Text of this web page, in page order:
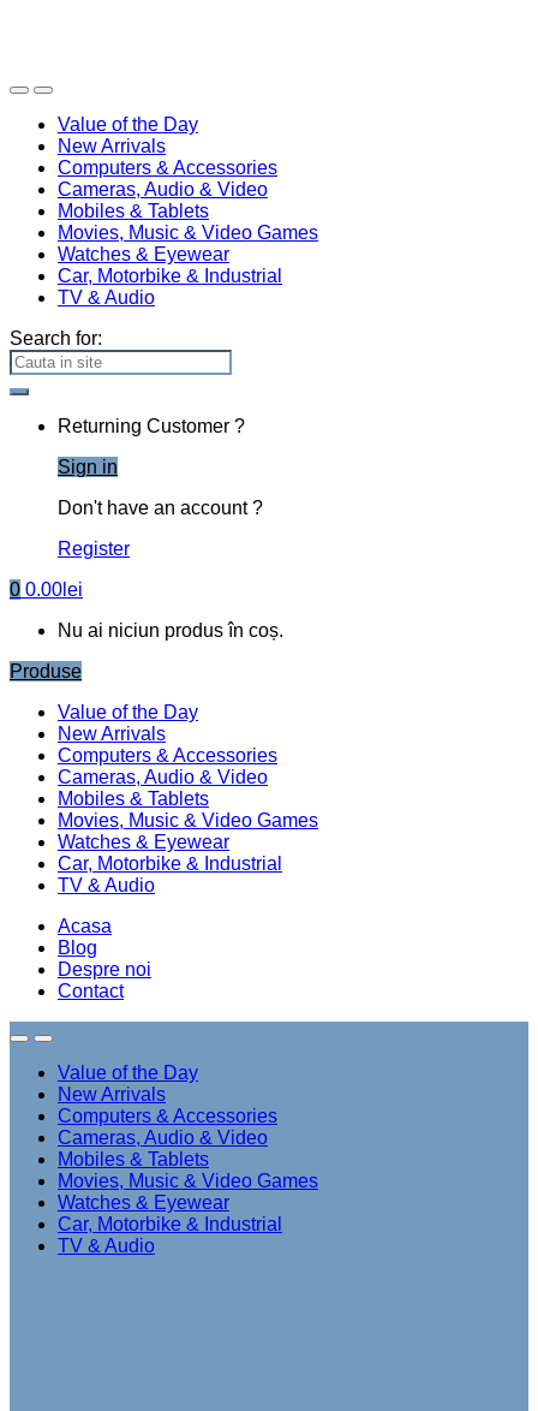
Value of the Day
New Arrivals
Computers & Accessories
Cameras, Audio & Video
Mobiles & Tablets
Movies, Music & Video Games
Watches & Eyewear
Car, Motorbike & Industrial
TV & Audio
Search for:
Returning Customer ?
Sign in
Don't have an account ?
Register
0 0.00 lei
Nu ai niciun produs în coș.
Produse
Value of the Day
New Arrivals
Computers & Accessories
Cameras, Audio & Video
Mobiles & Tablets
Movies, Music & Video Games
Watches & Eyewear
Car, Motorbike & Industrial
TV & Audio
Acasa
Blog
Despre noi
Contact
Value of the Day
New Arrivals
Computers & Accessories
Cameras, Audio & Video
Mobiles & Tablets
Movies, Music & Video Games
Watches & Eyewear
Car, Motorbike & Industrial
TV & Audio